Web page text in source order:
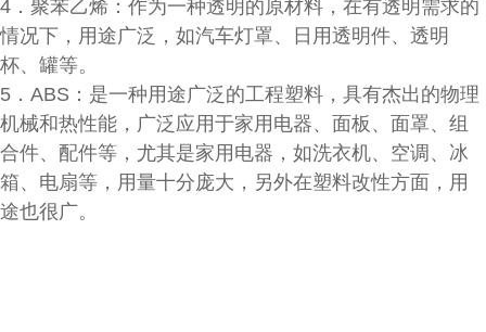
4．聚苯乙烯：作为一种透明的原材料，在有透明需求的
情况下，用途广泛，如汽车灯罩、日用透明件、透明
杯、罐等。
5．ABS：是一种用途广泛的工程塑料，具有杰出的物理
机械和热性能，广泛应用于家用电器、面板、面罩、组
合件、配件等，尤其是家用电器，如洗衣机、空调、冰
箱、电扇等，用量十分庞大，另外在塑料改性方面，用
途也很广。